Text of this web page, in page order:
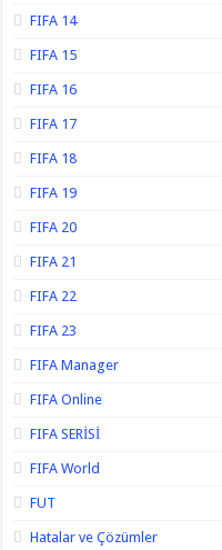
FIFA 14
FIFA 15
FIFA 16
FIFA 17
FIFA 18
FIFA 19
FIFA 20
FIFA 21
FIFA 22
FIFA 23
FIFA Manager
FIFA Online
FIFA SERİSİ
FIFA World
FUT
Hatalar ve Çözümler